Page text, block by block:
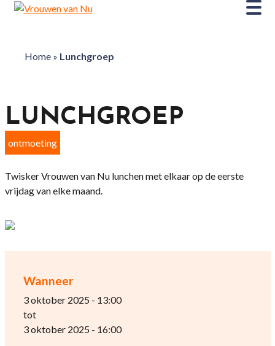
Home» Lunchgroep
Wanneer
3 oktober 2025 - 13:00
tot
3 oktober 2025 - 16:00
LUNCHGROEP
ontmoeting
Twisker Vrouwen van Nu lunchen met elkaar op de eerste
vrijdag van elke maand.